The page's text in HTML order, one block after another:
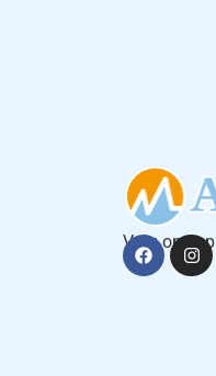
Volg ons op